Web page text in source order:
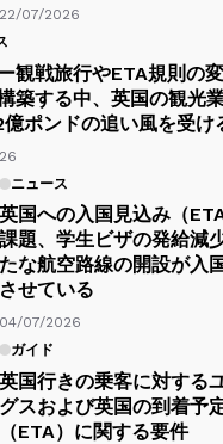
22/07/2026
観戦旅行やETA規則の
築する中、英国の観光
億ポンドの追い風を受け
ニュース
英国への入国見込み（
課題、学生ビザの発給減
たな航空路線の開設が入
させている
04/07/2026
ガイド
英国行きの乗客に対する
グスおよび英国の到着予
（ETA）に関する要件